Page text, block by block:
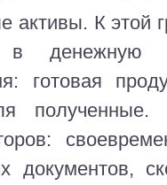
К этой
в денежную
готовая
полученные.
документов,